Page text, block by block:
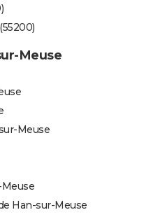
Meuse
Meuse
Han-sur-Meuse